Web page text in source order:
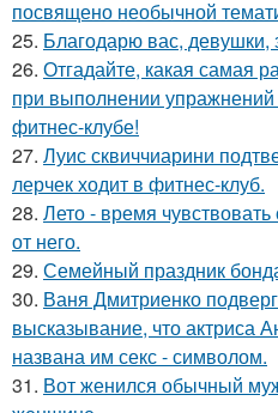
посвящено необычной
25. Благодарю вас, девушки,
26. Отгадайте, какая самая
при выполнении
фитнес-клубе!
27. Луис сквиччиарини
лерчек ходит в фитнес-клуб.
28. Лето - время
от него.
29. Семейный праздник
30. Ваня Дмитриенко
высказывание, что актриса
названа им секс - символом.
31. Вот женился обычный